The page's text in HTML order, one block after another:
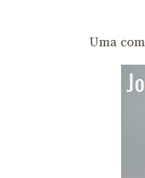
Uma